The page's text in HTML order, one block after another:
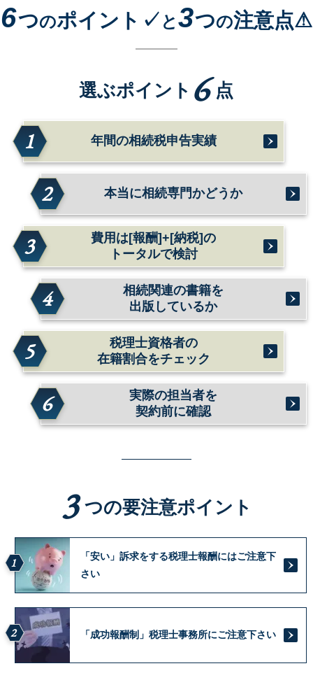
6つのポイント✓ と3つの注意点⚠
選ぶポイント 6 点
1 年間の相続税申告実績
2 本当に相続専門かどうか
3
費用は[報酬]+[納税]の
トータルで検討
4
相続関連の書籍を
出版しているか
5
税理士資格者の
在籍割合をチェック
6
実際の担当者を
契約前に確認
3 つの要注意ポイント
1
「安い」訴求をする税理士報酬にはご注意下
さい
2 「成功報酬制」税理士事務所にご注意下さい